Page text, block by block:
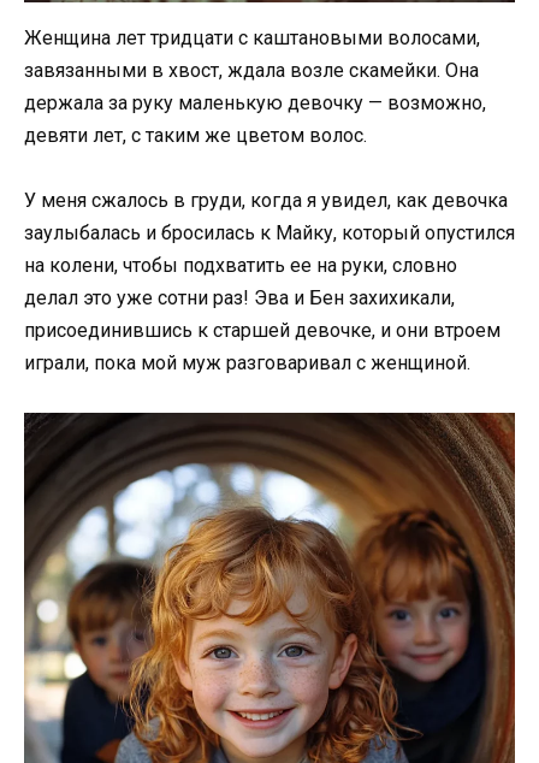
Женщина лет тридцати с каштановыми волосами,
завязанными в хвост, ждала возле скамейки. Она
держала за руку маленькую девочку — возможно,
девяти лет, с таким же цветом волос.
У меня сжалось в груди, когда я увидел, как девочка
заулыбалась и бросилась к Майку, который опустился
на колени, чтобы подхватить ее на руки, словно
делал это уже сотни раз! Эва и Бен захихикали,
присоединившись к старшей девочке, и они втроем
играли, пока мой муж разговаривал с женщиной.